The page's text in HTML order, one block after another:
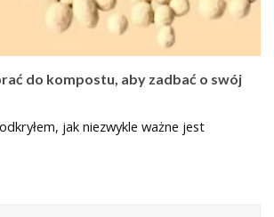
do kompostu, aby zadbać o swój
jak niezwykle ważne jest